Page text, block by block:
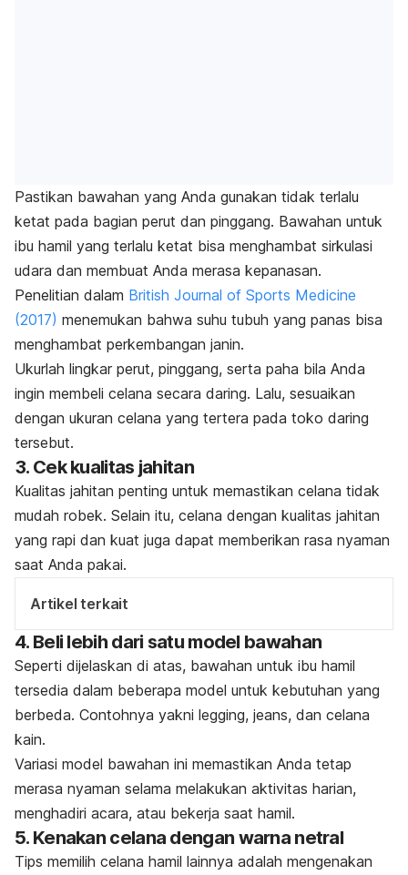
Pastikan bawahan yang Anda gunakan tidak terlalu
ketat pada bagian perut dan pinggang. Bawahan untuk
ibu hamil yang terlalu ketat bisa menghambat sirkulasi
udara dan membuat Anda merasa kepanasan.
Penelitian dalam British Journal of Sports Medicine
(2017) menemukan bahwa suhu tubuh yang panas bisa
menghambat perkembangan janin.
Ukurlah lingkar perut, pinggang, serta paha bila Anda
ingin membeli celana secara daring. Lalu, sesuaikan
dengan ukuran celana yang tertera pada ​​​​​​toko daring
tersebut.
3. Cek kualitas jahitan
Kualitas jahitan penting untuk memastikan celana tidak
mudah robek. Selain itu, celana dengan kualitas jahitan
yang rapi dan kuat juga dapat memberikan rasa nyaman
saat Anda pakai.
Artikel terkait
4. Beli lebih dari satu model bawahan
Seperti dijelaskan di atas, bawahan untuk ibu hamil
tersedia dalam beberapa model untuk kebutuhan yang
berbeda. Contohnya yakni legging, jeans, dan celana
kain.
Variasi model bawahan ini memastikan Anda tetap
merasa nyaman selama melakukan aktivitas harian,
menghadiri acara, atau bekerja saat hamil.
5. Kenakan celana dengan warna netral
Tips memilih celana hamil lainnya adalah mengenakan